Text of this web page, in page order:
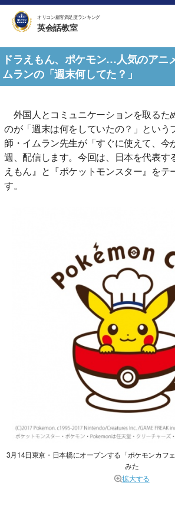
オリコン顧客満足度ランキング
英会話教室
ドラえもん、ポケモン…人気のアニ
ムランの「週末何してた？」
外国人とコミュニケーションを取るた
のが「週末は何をしていたの？」という
師・イムラン先生が「すぐに使えて、今
週、配信します。今回は、日本を代表す
えもん』と『ポケットモンスター』をテ
す。
3月14日東京・日本橋にオープンする「ポケモンカフ
みた
拡大する